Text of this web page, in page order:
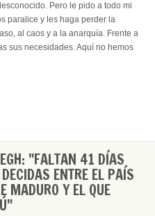
Pero le pido a todo mi
paralice y les haga perder la
al caos y a la anarquía. Frente a
sus necesidades. Aquí no hemos
"FALTAN 41 DÍAS
ENTRE EL PAÍS
MADURO Y EL QUE